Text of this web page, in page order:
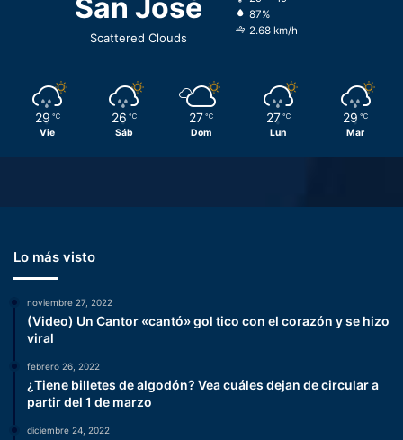
San José
Scattered Clouds
87%
2.68 km/h
29 ℃
Vie
26 ℃
Sáb
27 ℃
Dom
27 ℃
Lun
29 ℃
Mar
Lo más visto
noviembre 27, 2022
(Video) Un Cantor «cantó» gol tico con el corazón y se hizo
viral
febrero 26, 2022
¿Tiene billetes de algodón? Vea cuáles dejan de circular a
partir del 1 de marzo
diciembre 24, 2022